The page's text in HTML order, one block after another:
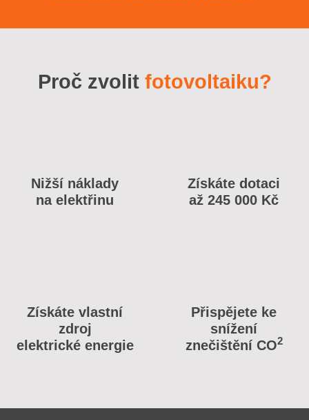
Proč zvolit fotovoltaiku?
Nižší náklady
na elektřinu
Získáte dotaci
až 245 000 Kč
Získáte vlastní
zdroj
elektrické energie
Přispějete ke
snížení
znečištění CO2